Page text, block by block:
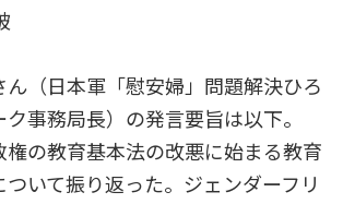
（日本軍「慰安婦」問題解決ひろ
事務局長）の発言要旨は以下。
の教育基本法の改悪に始まる教育
いて振り返った。ジェンダーフリ